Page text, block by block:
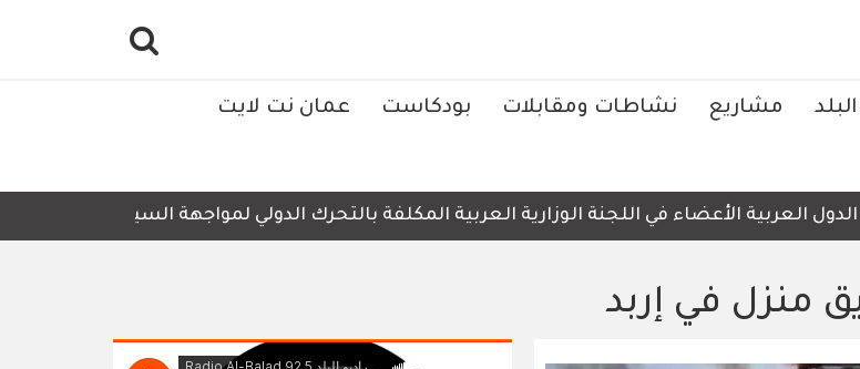
مشاريع نشاطات ومقابلات بودكاست عمان نت لايت
العربية الأعضاء في اللجنة الوزارية العربية المكلفة بالتحرك الدولي لمواجهة السياسات والإجراءات
منزل في إربد